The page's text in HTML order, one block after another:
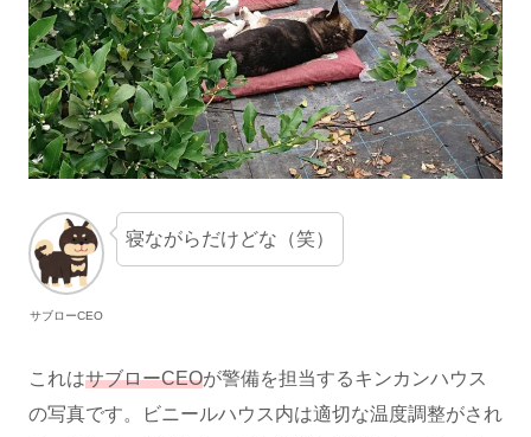
サブローCEO
寝ながらだけどな（笑）
これはサブローCEOが警備を担当するキンカンハウス
の写真です。ビニールハウス内は適切な温度調整がされ